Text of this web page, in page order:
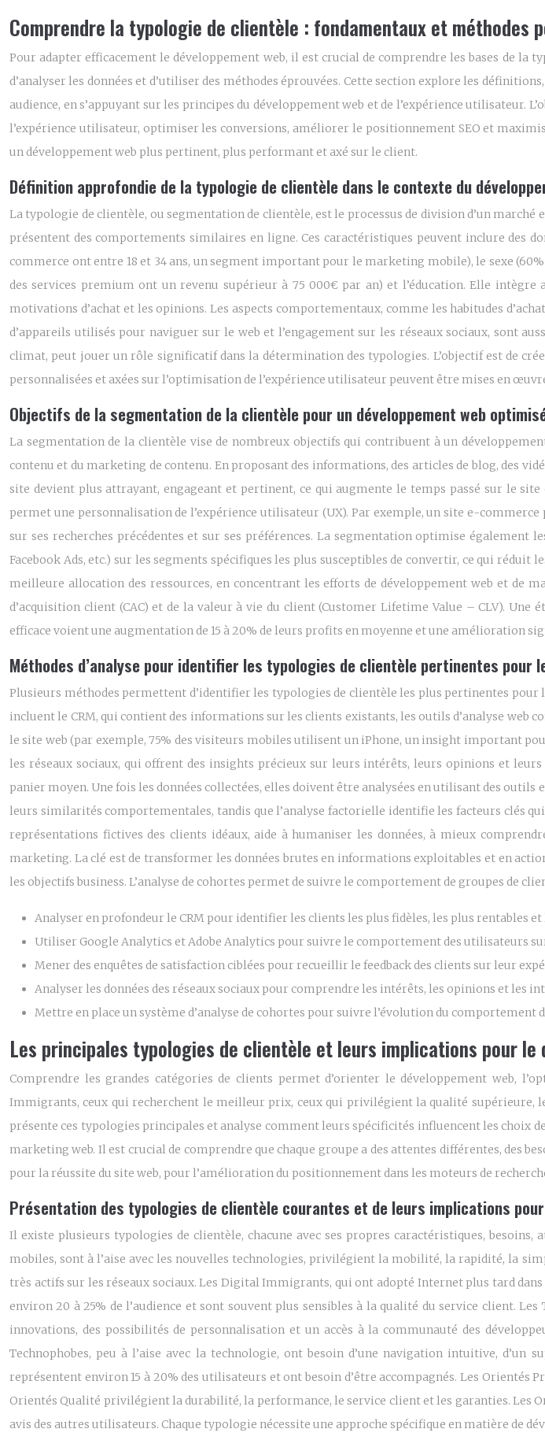
Comprendre la typologie de clientèle : fondamentaux et méthodes
Pour adapter efficacement le développement web, il est crucial de comprendre les bases de
d’analyser les données et d’utiliser des méthodes éprouvées. Cette section explore les
audience, en s’appuyant sur les principes du développement web et de l’expérience
l’expérience utilisateur, optimiser les conversions, améliorer le positionnement SEO et
un développement web plus pertinent, plus performant et axé sur le client.
Définition approfondie de la typologie de clientèle dans le contexte du
La typologie de clientèle, ou segmentation de clientèle, est le processus de division d’un
présentent des comportements similaires en ligne. Ces caractéristiques peuvent inclure des
commerce ont entre 18 et 34 ans, un segment important pour le marketing mobile), le sexe
des services premium ont un revenu supérieur à 75 000€ par an) et l’éducation. Elle
motivations d’achat et les opinions. Les aspects comportementaux, comme les habitudes
d’appareils utilisés pour naviguer sur le web et l’engagement sur les réseaux sociaux, sont
climat, peut jouer un rôle significatif dans la détermination des typologies. L’objectif est de
personnalisées et axées sur l’optimisation de l’expérience utilisateur peuvent être mises en
Objectifs de la segmentation de la clientèle pour un développement web
La segmentation de la clientèle vise de nombreux objectifs qui contribuent à un
contenu et du marketing de contenu. En proposant des informations, des articles de blog, des
site devient plus attrayant, engageant et pertinent, ce qui augmente le temps passé sur le
permet une personnalisation de l’expérience utilisateur (UX). Par exemple, un site e-
sur ses recherches précédentes et sur ses préférences. La segmentation optimise
Facebook Ads, etc.) sur les segments spécifiques les plus susceptibles de convertir, ce qui
meilleure allocation des ressources, en concentrant les efforts de développement web et
d’acquisition client (CAC) et de la valeur à vie du client (Customer Lifetime Value – CLV).
efficace voient une augmentation de 15 à 20% de leurs profits en moyenne et une amélioration
Méthodes d’analyse pour identifier les typologies de clientèle pertinentes pour
Plusieurs méthodes permettent d’identifier les typologies de clientèle les plus pertinentes pour
incluent le CRM, qui contient des informations sur les clients existants, les outils d’analyse
le site web (par exemple, 75% des visiteurs mobiles utilisent un iPhone, un insight important
les réseaux sociaux, qui offrent des insights précieux sur leurs intérêts, leurs opinions et
panier moyen. Une fois les données collectées, elles doivent être analysées en utilisant des
leurs similarités comportementales, tandis que l’analyse factorielle identifie les facteurs clés
représentations fictives des clients idéaux, aide à humaniser les données, à mieux
marketing. La clé est de transformer les données brutes en informations exploitables et en
les objectifs business. L’analyse de cohortes permet de suivre le comportement de groupes de
Analyser en profondeur le CRM pour identifier les clients les plus fidèles, les plus rentables et
Utiliser Google Analytics et Adobe Analytics pour suivre le comportement des utilisateurs
Mener des enquêtes de satisfaction ciblées pour recueillir le feedback des clients sur leur
Analyser les données des réseaux sociaux pour comprendre les intérêts, les opinions et les
Mettre en place un système d’analyse de cohortes pour suivre l’évolution du comportement
Les principales typologies de clientèle et leurs implications pour le
Comprendre les grandes catégories de clients permet d’orienter le développement web,
Immigrants, ceux qui recherchent le meilleur prix, ceux qui privilégient la qualité supérieure,
présente ces typologies principales et analyse comment leurs spécificités influencent les choix
marketing web. Il est crucial de comprendre que chaque groupe a des attentes différentes, des
pour la réussite du site web, pour l’amélioration du positionnement dans les moteurs de
Présentation des typologies de clientèle courantes et de leurs implications
Il existe plusieurs typologies de clientèle, chacune avec ses propres caractéristiques,
mobiles, sont à l’aise avec les nouvelles technologies, privilégient la mobilité, la rapidité, la
très actifs sur les réseaux sociaux. Les Digital Immigrants, qui ont adopté Internet plus tard
environ 20 à 25% de l’audience et sont souvent plus sensibles à la qualité du service client.
innovations, des possibilités de personnalisation et un accès à la communauté des
Technophobes, peu à l’aise avec la technologie, ont besoin d’une navigation intuitive,
représentent environ 15 à 20% des utilisateurs et ont besoin d’être accompagnés. Les
Orientés Qualité privilégient la durabilité, la performance, le service client et les garanties. Les
avis des autres utilisateurs. Chaque typologie nécessite une approche spécifique en matière de